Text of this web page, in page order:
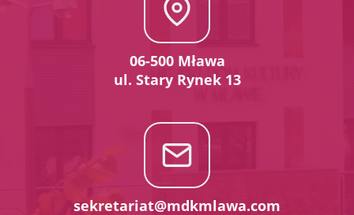
06-500 Mława
ul. Stary Rynek 13
sekretariat@mdkmlawa.com